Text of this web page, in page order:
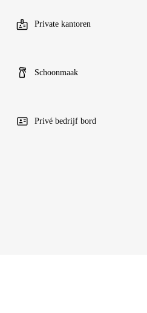
Private kantoren
Schoonmaak
Privé bedrijf bord